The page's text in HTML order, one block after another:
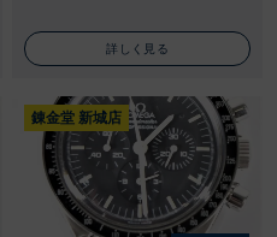
詳しく見る
錬金堂 新城店